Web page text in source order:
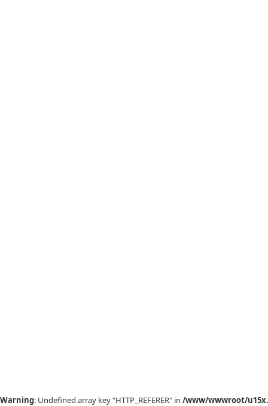
Warning: Undefined array key "HTTP_REFERER" in /www/wwwroot/